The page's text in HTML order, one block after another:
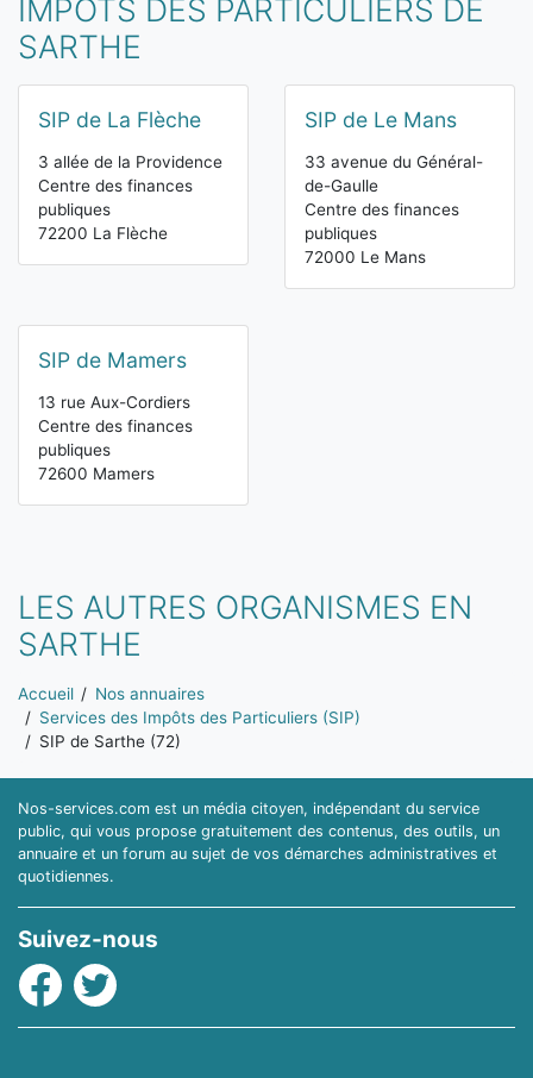
IMPÔTS DES PARTICULIERS DE
SARTHE
SIP de La Flèche
3 allée de la Providence
Centre des finances
publiques
72200 La Flèche
SIP de Le Mans
33 avenue du Général-
de-Gaulle
Centre des finances
publiques
72000 Le Mans
SIP de Mamers
13 rue Aux-Cordiers
Centre des finances
publiques
72600 Mamers
LES AUTRES ORGANISMES EN
SARTHE
Vous êtes ici:
Accueil
Nos annuaires
Services des Impôts des Particuliers (SIP)
SIP de Sarthe (72)
Nos-services.com est un média citoyen, indépendant du service
public, qui vous propose gratuitement des contenus, des outils, un
annuaire et un forum au sujet de vos démarches administratives et
quotidiennes.
Suivez-nous
Facebook
Twitter